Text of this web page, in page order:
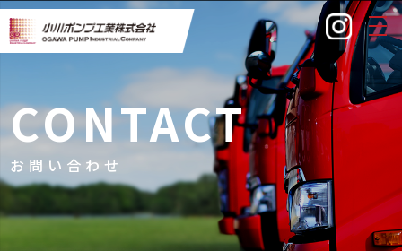
CONTACT
お問い合わせ